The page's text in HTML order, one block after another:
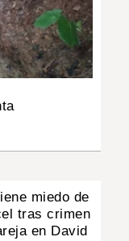
miedo de
tras crimen
en David